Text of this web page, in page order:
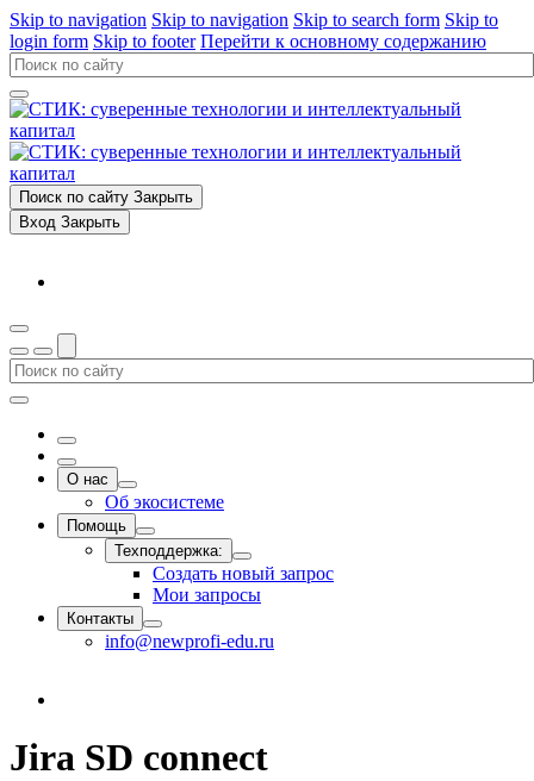
Skip to navigation Skip to navigation Skip to search form Skip to
login form Skip to footer Перейти к основному содержанию
Поиск по сайту Закрыть
Вход Закрыть
О нас
Об экосистеме
Помощь
Техподдержка:
Создать новый запрос
Мои запросы
Контакты
info@newprofi-edu.ru
Jira SD connect